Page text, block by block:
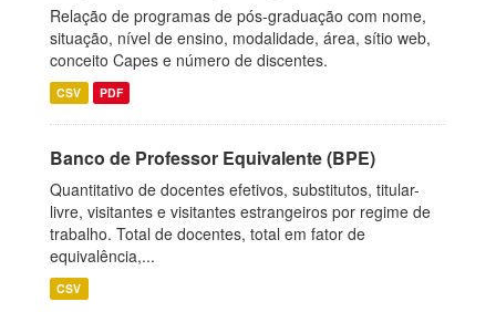
Relação de programas de pós-graduação com nome,
situação, nível de ensino, modalidade, área, sítio web,
conceito Capes e número de discentes.
CSV PDF
Banco de Professor Equivalente (BPE)
Quantitativo de docentes efetivos, substitutos, titular-
livre, visitantes e visitantes estrangeiros por regime de
trabalho. Total de docentes, total em fator de
equivalência,...
CSV